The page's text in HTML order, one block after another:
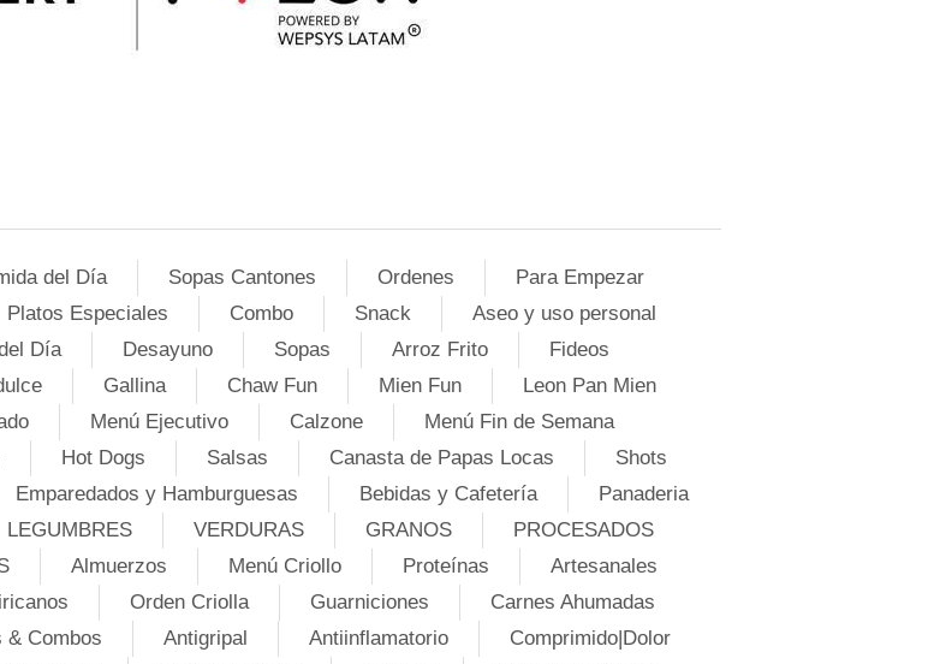
del Día Sopas Cantones Ordenes
Para Empezar
Platos Especiales Combo Snack
Aseo y uso personal
Día Desayuno Sopas Arroz Frito
Fideos
Gallina Chaw Fun Mien Fun
Leon Pan Mien
Menú Ejecutivo Calzone
Menú Fin de Semana
Hot Dogs Salsas Canasta de Papas Locas
Shots
Emparedados y Hamburguesas Bebidas y Cafetería
Panaderia
LEGUMBRES VERDURAS GRANOS
PROCESADOS
Almuerzos Menú Criollo Proteínas
Artesanales
Orden Criolla Guarniciones
Carnes Ahumadas
& Combos Antigripal Antiinflamatorio
Comprimido|Dolor